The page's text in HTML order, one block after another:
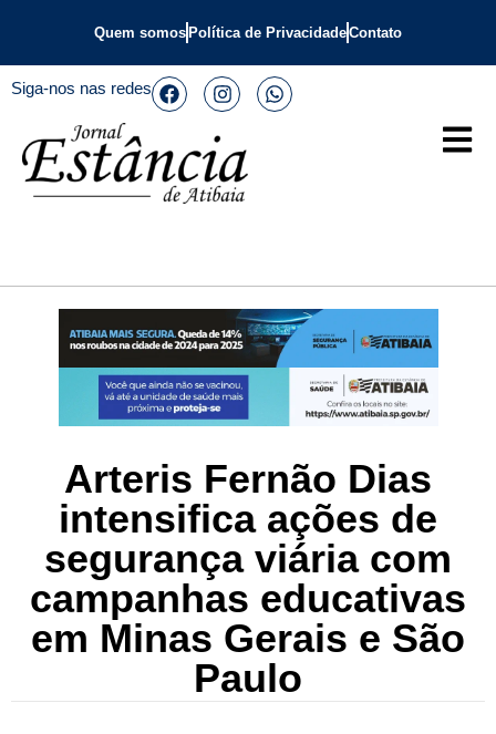
Quem somos Política de PrivacidadeContato
Siga-nos nas redes
Arteris Fernão Dias
intensifica ações de
segurança viária com
campanhas educativas
em Minas Gerais e São
Paulo